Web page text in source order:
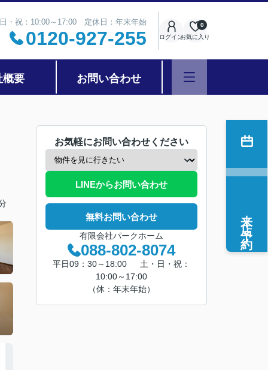
・祝：10:00～17:00 定休日：年末年始
0120-927-255 ログインお気に入り
0
概要 お問い合わせ
お気軽にお問い合わせください
LINEからお問い合わせ
無料お問い合わせ
有限会社パークホーム
088-802-8074
平日09：30～18:00 土・日・祝：
10:00～17:00
（休：年末年始）
来店予約